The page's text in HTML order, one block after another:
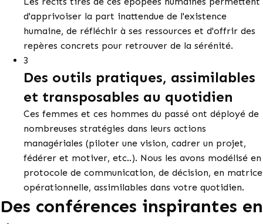
d'apprivoiser la part inattendue de l'existence
humaine, de réfléchir à ses ressources et d'offrir des
repères concrets pour retrouver de la sérénité.
3
Des outils pratiques, assimilables
et transposables au quotidien
Ces femmes et ces hommes du passé ont déployé de
nombreuses stratégies dans leurs actions
managériales (piloter une vision, cadrer un projet,
fédérer et motiver, etc..). Nous les avons modélisé en
protocole de communication, de décision, en matrice
opérationnelle, assimilables dans votre quotidien.
Des conférences inspirantes en